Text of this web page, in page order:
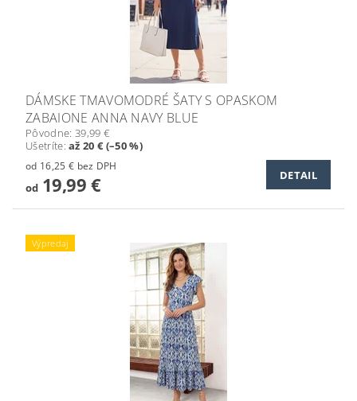
DÁMSKE TMAVOMODRÉ ŠATY S OPASKOM
ZABAIONE ANNA NAVY BLUE
Pôvodne: 39,99 €
Ušetríte:až 20 € (–50 %)
od 16,25 € bez DPH
od19,99 € DETAIL
Výpredaj